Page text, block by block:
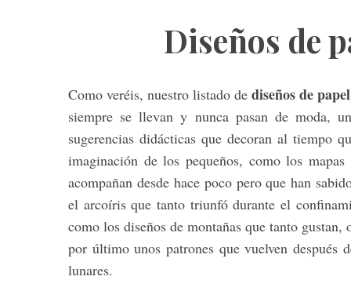
Diseños de
Como veréis, nuestro listado dediseños de
siempre se llevan y nunca pasan de moda,
sugerencias didácticas que decoran al tiempo
imaginación de los pequeños, como los
acompañan desde hace poco pero que han
el arcoíris que tanto triunfó durante el
como los diseños de montañas que tanto
por último unos patrones que vuelven
lunares.